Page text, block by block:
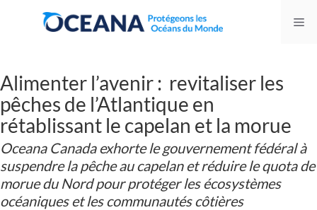
Alimenter l’avenir : revitaliser les
pêches de l’Atlantique en
rétablissant le capelan et la morue
Oceana Canada exhorte le gouvernement fédéral à
suspendre la pêche au capelan et réduire le quota de
morue du Nord pour protéger les écosystèmes
océaniques et les communautés côtières